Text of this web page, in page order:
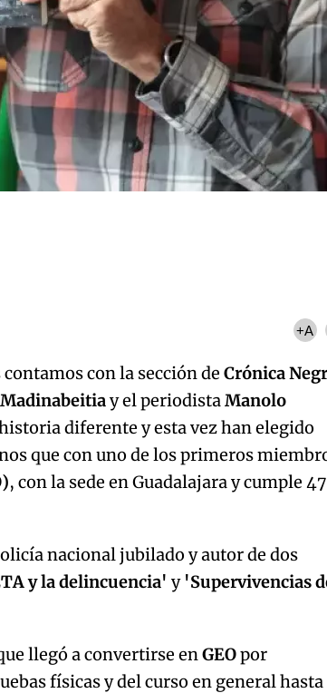
+A
contamos con la sección deCrónica
y el periodistaManolo
diferente y esta vez han elegido
que con uno de los primeros
, con la sede en Guadalajara y cumple 47
nacional jubilado y autor de dos
y la delincuencia'y'Supervivencias
llegó a convertirse enGEOpor
físicas y del curso en general hasta